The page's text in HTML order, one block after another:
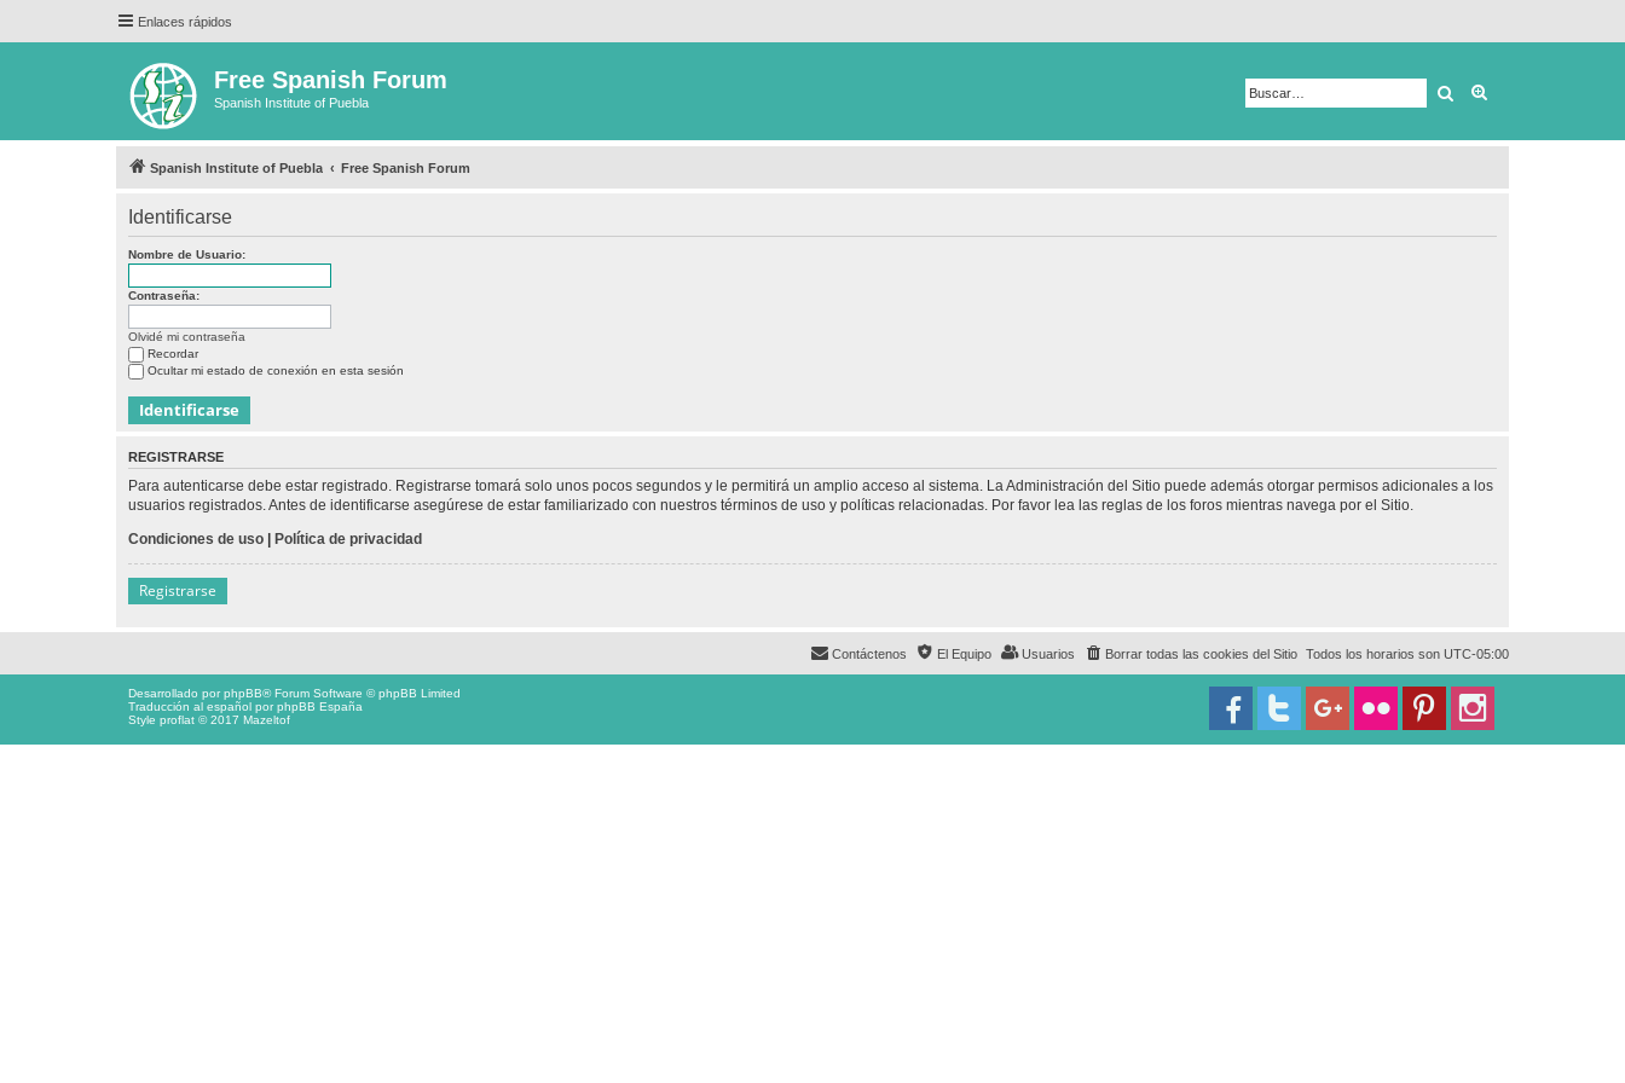
Enlaces rápidos
Free Spanish Forum
Spanish Institute of Puebla Buscar
Spanish Institute of Puebla Free Spanish Forum
Identificarse
Nombre de Usuario:
Contraseña:
Olvidé mi contraseña
Recordar
Ocultar mi estado de conexión en esta sesión
REGISTRARSE
Para autenticarse debe estar registrado. Registrarse tomará solo unos pocos segundos y le permitirá un amplio acceso al sistema. La Administración del Sitio puede además otorgar permisos adicionales a los
usuarios registrados. Antes de identificarse asegúrese de estar familiarizado con nuestros términos de uso y políticas relacionadas. Por favor lea las reglas de los foros mientras navega por el Sitio.
Condiciones de uso | Política de privacidad
Registrarse
Todos los horarios son UTC-05:00
Borrar todas las cookies del Sitio
Usuarios
El Equipo
Contáctenos
Desarrollado porphpBB® Forum Software © phpBB Limited
Traducción al español porphpBB España
Style proflat © 2017 Mazeltof